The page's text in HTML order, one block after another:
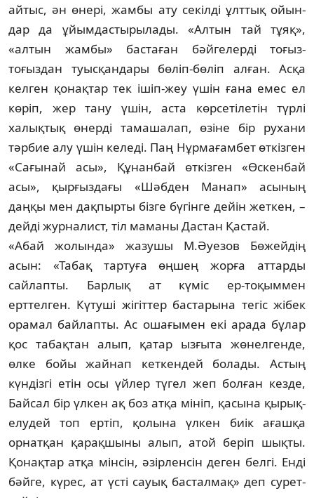
айтыс, ән өнері, жамбы ату секілді ұлттық ойын­
дар да ұйымдастырылады. «Алтын тай тұяқ»,
«алтын жамбы» бастаған бәйгелерді тоғыз-
тоғыздан туысқандары бөліп-бөліп алған. Асқа
келген қонақтар тек ішіп-жеу үшін ғана емес ел
көріп, жер тану үшін, аста көрсетілетін түрлі
халықтық өнерді та­машалап, өзіне бір рухани
тәрбие алу үшін келеді. Паң Нұрмағамбет өткізген
«Са­ғынай асы», Құнанбай өткізген «Өскенбай
асы», қырғыздағы «Шәбден Ма­нап» асының
даңқы мен дақпырты бізге бүгінге дейін жеткен, –
дейді жур­налист, тіл маманы Дастан Қастай.
«Абай жолында» жазушы М.Әуезов Бө­жейдің
асын: «Табақ тартуға өңшең жор­ға аттарды
сайлапты. Барлық ат күміс ер-тоқыммен
ерттелген. Күтуші жігіттер бас­тарына тегіс жібек
орамал байлапты. Ас ошағымен екі арада бұлар
қос табақтан алып, қатар ызғыта жөнелгенде,
өлке бойы жайнап кеткендей болады. Астың
күндізгі етін осы үйлер түгел жеп болған кез­де,
Байсал бір үлкен ақ боз атқа мініп, қа­сына қырық-
елудей топ ертіп, қолына үлкен биік ағашқа
орнатқан қарақшыны алып, атой беріп шықты.
Қонақтар атқа мін­сін, әзірленсін деген белгі. Енді
бәйге, кү­рес, ат үсті сауық басталмақ» деп сурет­